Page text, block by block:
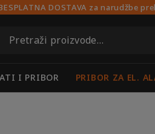
DOSTAVA za narudžbe
I PRIBOR PRIBOR ZA EL.
Pretraži: